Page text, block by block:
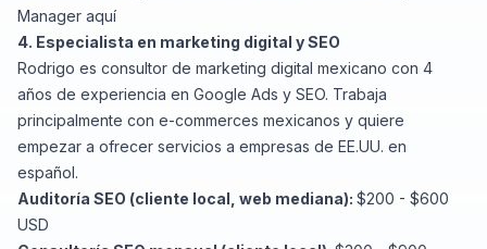
Manager aquí
4. Especialista en marketing digital y SEO
Rodrigo es consultor de marketing digital mexicano con 4
años de experiencia en Google Ads y SEO. Trabaja
principalmente con e-commerces mexicanos y quiere
empezar a ofrecer servicios a empresas de EE.UU. en
español.
Auditoría SEO (cliente local, web mediana): $200 - $600
USD